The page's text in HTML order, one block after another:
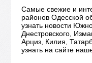
Самые свежие и
районов Одесской
узнать новости
Днестровского,
Арциз, Килия,
узнать на сайте